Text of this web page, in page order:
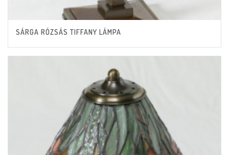
SÁRGA RÓZSÁS TIFFANY LÁMPA